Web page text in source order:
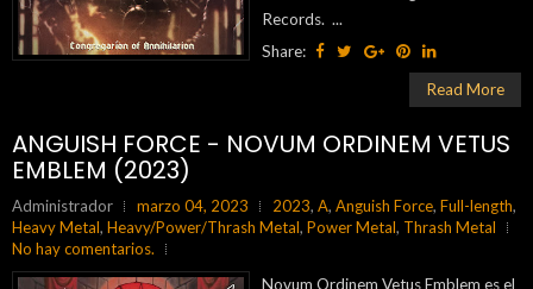
Records. ...
Share:
Read More
ANGUISH FORCE - NOVUM ORDINEM VETUS
EMBLEM (2023)
Administrador marzo 04, 2023 2023, A, Anguish Force, Full-length,
Heavy Metal, Heavy/Power/Thrash Metal, Power Metal, Thrash Metal
No hay comentarios.
Novum Ordinem Vetus Emblem es el